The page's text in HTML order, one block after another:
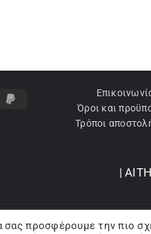
Όροι και
Τρόποι
|
Copyright 2024 ©
προσφέρουμε την πιο